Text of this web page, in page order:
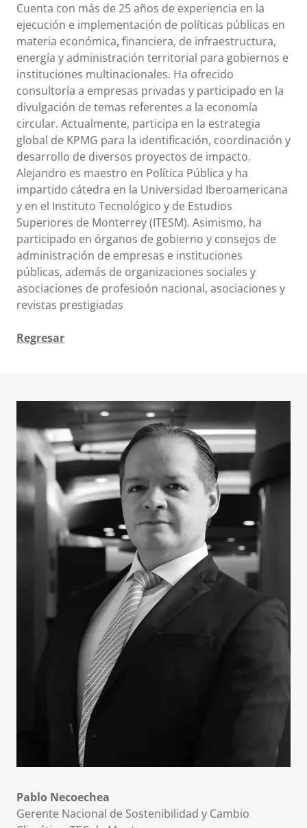
Cuenta con más de 25 años de experiencia en la
ejecución e implementación de políticas públicas en
materia económica, financiera, de infraestructura,
energía y administración territorial para gobiernos e
instituciones multinacionales. Ha ofrecido
consultoría a empresas privadas y participado en la
divulgación de temas referentes a la economía
circular. Actualmente, participa en la estrategia
global de KPMG para la identificación, coordinación y
desarrollo de diversos proyectos de impacto.
Alejandro es maestro en Política Pública y ha
impartido cátedra en la Universidad Iberoamericana
y en el Instituto Tecnológico y de Estudios
Superiores de Monterrey (ITESM). Asimismo, ha
participado en órganos de gobierno y consejos de
administración de empresas e instituciones
públicas, además de organizaciones sociales y
asociaciones de profesioón nacional, asociaciones y
revistas prestigiadas
Regresar
Pablo Necoechea
Gerente Nacional de Sostenibilidad y Cambio